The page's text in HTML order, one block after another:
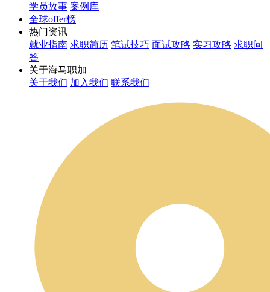
学员故事 案例库
全球offer榜
热门资讯
就业指南 求职简历 笔试技巧 面试攻略 实习攻略 求职问
答
关于海马职加
关于我们 加入我们 联系我们